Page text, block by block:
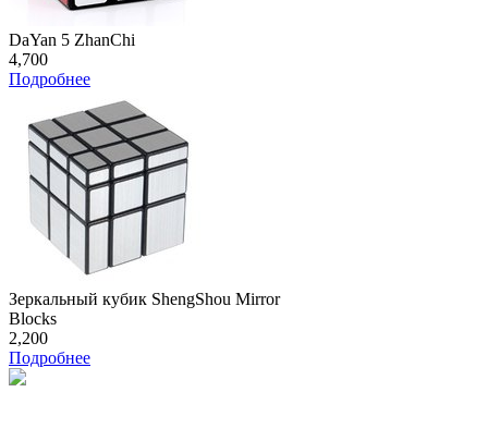
DaYan 5 ZhanChi
4,700
Подробнее
Зеркальный кубик ShengShou Mirror
Blocks
2,200
Подробнее